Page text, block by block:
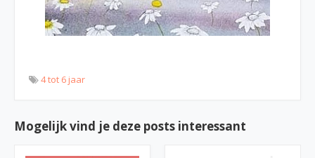
4 tot 6 jaar
Mogelijk vind je deze posts interessant